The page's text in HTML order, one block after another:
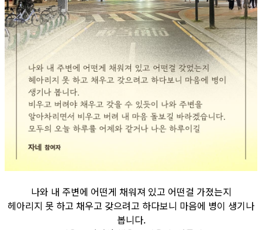
나와 내 주변에 어떤게 채워져 있고 어떤걸 가졌는지
헤아리지 못 하고 채우고 갖으려고 하다보니 마음에 병이 생기나
봅니다.